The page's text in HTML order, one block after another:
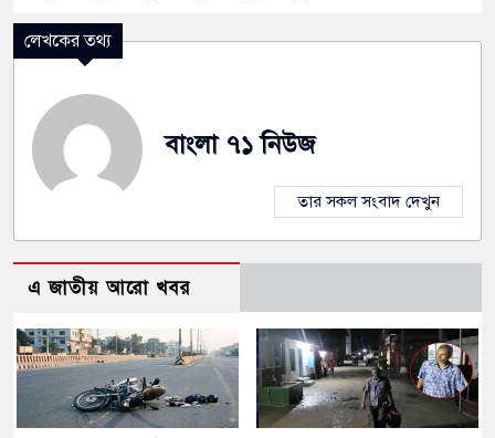
লেখকের তথ্য
বাংলা ৭১ নিউজ
তার সকল সংবাদ দেখুন
এ জাতীয় আরো খবর